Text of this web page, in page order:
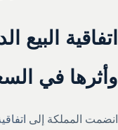
اتفاقية البيع
وأثرها في
انضمت المملكة إلى